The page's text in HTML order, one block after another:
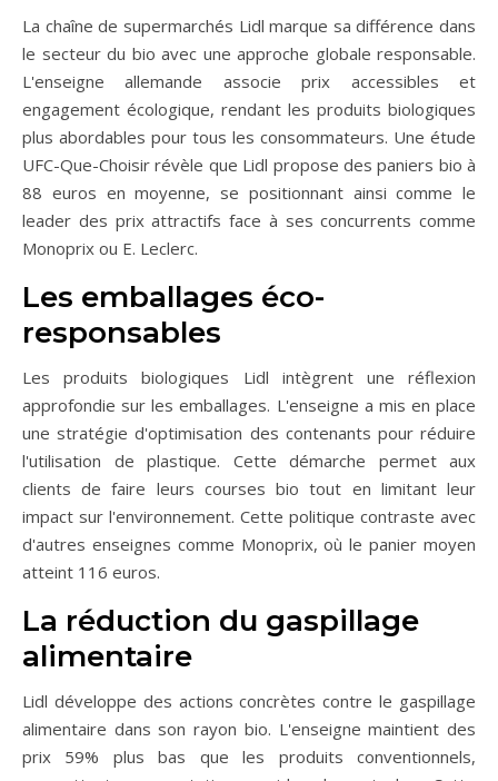
La chaîne de supermarchés Lidl marque sa différence dans
le secteur du bio avec une approche globale responsable.
L'enseigne allemande associe prix accessibles et
engagement écologique, rendant les produits biologiques
plus abordables pour tous les consommateurs. Une étude
UFC-Que-Choisir révèle que Lidl propose des paniers bio à
88 euros en moyenne, se positionnant ainsi comme le
leader des prix attractifs face à ses concurrents comme
Monoprix ou E. Leclerc.
Les emballages éco-
responsables
Les produits biologiques Lidl intègrent une réflexion
approfondie sur les emballages. L'enseigne a mis en place
une stratégie d'optimisation des contenants pour réduire
l'utilisation de plastique. Cette démarche permet aux
clients de faire leurs courses bio tout en limitant leur
impact sur l'environnement. Cette politique contraste avec
d'autres enseignes comme Monoprix, où le panier moyen
atteint 116 euros.
La réduction du gaspillage
alimentaire
Lidl développe des actions concrètes contre le gaspillage
alimentaire dans son rayon bio. L'enseigne maintient des
prix 59% plus bas que les produits conventionnels,